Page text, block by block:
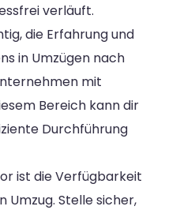
verläuft.
die Erfahrung und
in Umzügen nach
mit
Bereich kann dir
Durchführung
ist die Verfügbarkeit
Umzug. Stelle sicher,